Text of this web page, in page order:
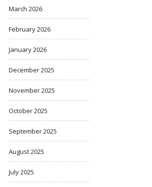
March 2026
February 2026
January 2026
December 2025
November 2025
October 2025
September 2025
August 2025
July 2025